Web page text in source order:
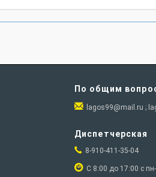
По общим
lagos99@mail.ru ;
Диспетчерская
8-910-411-35-04
С 8:00 до 17:00 с